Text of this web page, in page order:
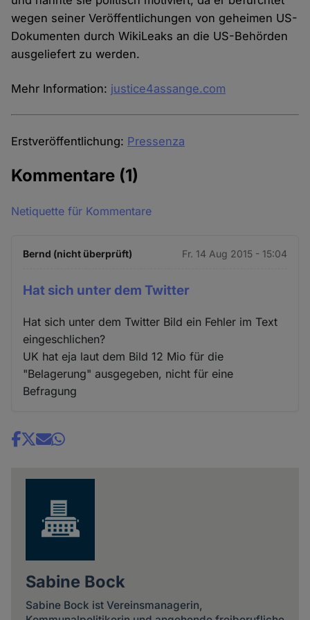
wegen seiner Veröffentlichungen von geheimen US-
Dokumenten durch WikiLeaks an die US-Behörden
ausgeliefert zu werden.
Mehr Information: justice4assange.com
Erstveröffentlichung: Pressenza
Kommentare (1)
Netiquette für Kommentare
Bernd (nicht überprüft) Fr. 14 Aug 2015 - 15:04
Hat sich unter dem Twitter
Hat sich unter dem Twitter Bild ein Fehler im Text
eingeschlichen?
UK hat eja laut dem Bild 12 Mio für die
"Belagerung" ausgegeben, nicht für eine
Befragung
Share
Sabine Bock
Sabine Bock ist Vereinsmanagerin,